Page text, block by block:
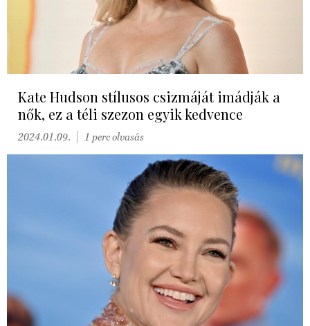
Kate Hudson stílusos csizmáját imádják a
nők, ez a téli szezon egyik kedvence
2024.01.09. 1 perc olvasás